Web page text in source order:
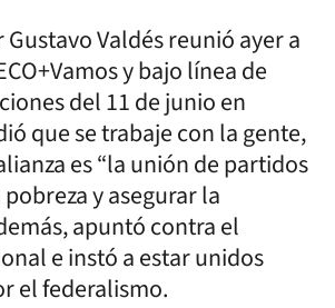
Valdés reunió ayer a
y bajo línea de
del 11 de junio en
que se trabaje con la gente,
es “la unión de partidos
y asegurar la
apuntó contra el
e instó a estar unidos
el federalismo.